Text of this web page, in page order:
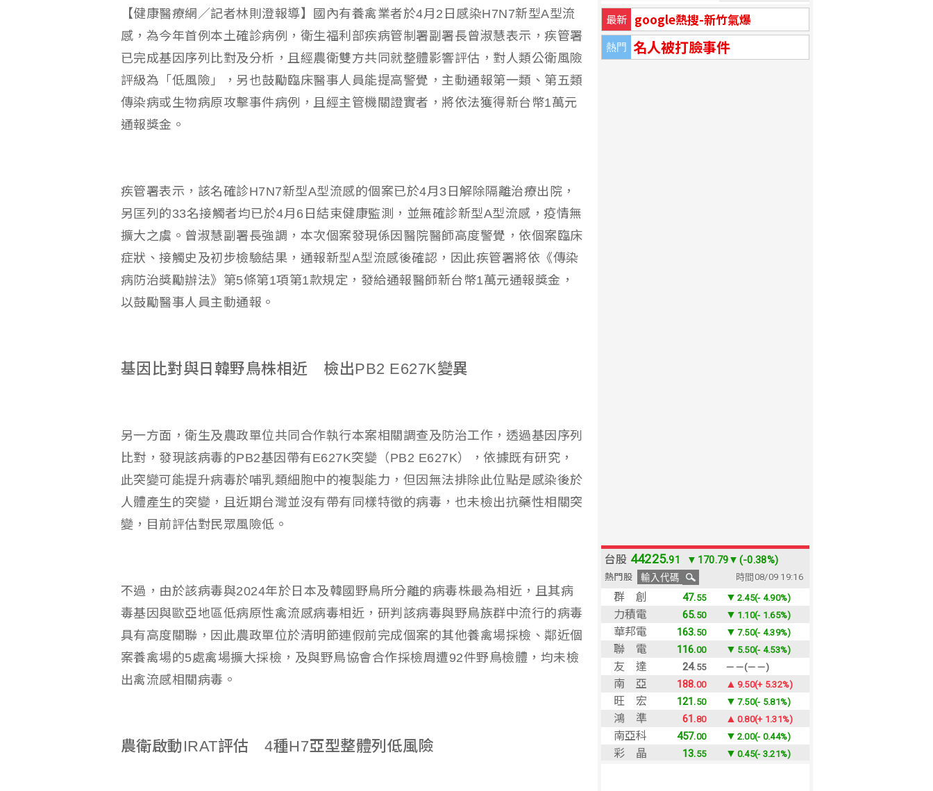
最新 google熱搜-新竹氣爆
熱門 名人被打臉事件
【健康醫療網／記者林則澄報導】國內有養禽業者於4月2日感染H7N7新型A型流
感，為今年首例本土確診病例，衛生福利部疾病管制署副署長曾淑慧表示，疾管署
已完成基因序列比對及分析，且經農衛雙方共同就整體影響評估，對人類公衛風險
評級為「低風險」，另也鼓勵臨床醫事人員能提高警覺，主動通報第一類、第五類
傳染病或生物病原攻擊事件病例，且經主管機關證實者，將依法獲得新台幣1萬元
通報獎金。
疾管署表示，該名確診H7N7新型A型流感的個案已於4月3日解除隔離治療出院，
另匡列的33名接觸者均已於4月6日結束健康監測，並無確診新型A型流感，疫情無
擴大之虞。曾淑慧副署長強調，本次個案發現係因醫院醫師高度警覺，依個案臨床
症狀、接觸史及初步檢驗結果，通報新型A型流感後確認，因此疾管署將依《傳染
病防治獎勵辦法》第5條第1項第1款規定，發給通報醫師新台幣1萬元通報獎金，
以鼓勵醫事人員主動通報。
基因比對與日韓野鳥株相近 檢出PB2 E627K變異
另一方面，衛生及農政單位共同合作執行本案相關調查及防治工作，透過基因序列
比對，發現該病毒的PB2基因帶有E627K突變（PB2 E627K），依據既有研究，
此突變可能提升病毒於哺乳類細胞中的複製能力，但因無法排除此位點是感染後於
人體產生的突變，且近期台灣並沒有帶有同樣特徵的病毒，也未檢出抗藥性相關突
變，目前評估對民眾風險低。
不過，由於該病毒與2024年於日本及韓國野鳥所分離的病毒株最為相近，且其病
毒基因與歐亞地區低病原性禽流感病毒相近，研判該病毒與野鳥族群中流行的病毒
具有高度關聯，因此農政單位於清明節連假前完成個案的其他養禽場採檢、鄰近個
案養禽場的5處禽場擴大採檢，及與野鳥協會合作採檢周遭92件野鳥檢體，均未檢
出禽流感相關病毒。
農衛啟動IRAT評估 4種H7亞型整體列低風險